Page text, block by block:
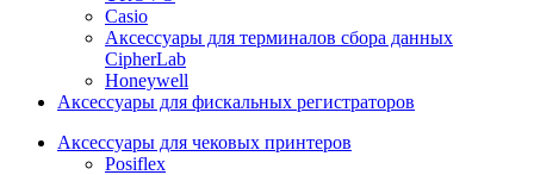
Casio
Аксессуары для терминалов сбора данных
CipherLab
Honeywell
Аксессуары для фискальных регистраторов
Аксессуары для чековых принтеров
Posiflex